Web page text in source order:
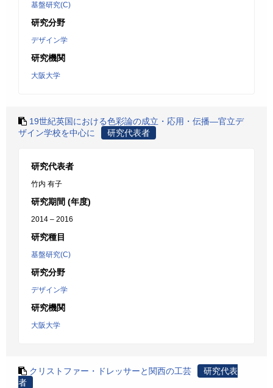
基盤研究(C)
研究分野
デザイン学
研究機関
大阪大学
19世紀英国における色彩論の成立・応用・伝播―官立デ
ザイン学校を中心に
研究代表者
研究代表者
竹内 有子
研究期間 (年度)
2014 – 2016
研究種目
基盤研究(C)
研究分野
デザイン学
研究機関
大阪大学
クリストファー・ドレッサーと関西の工芸
研究代表
者